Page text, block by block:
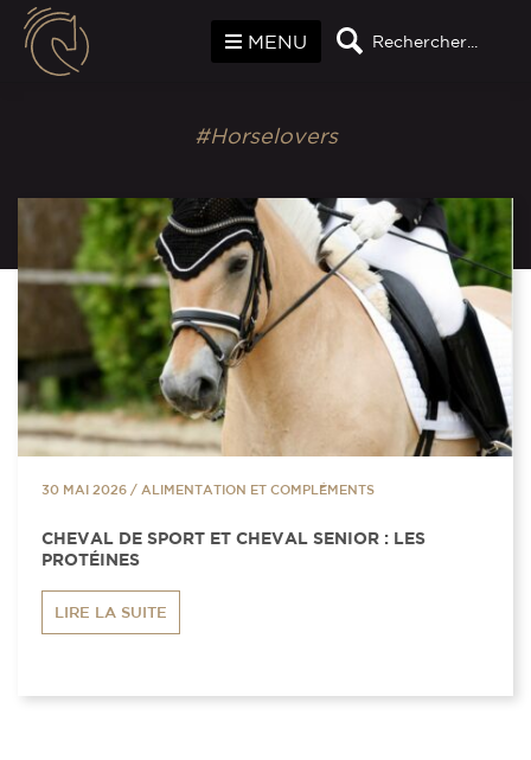
Rechercher...
MENU
#Horselovers
30 MAI 2026 / ALIMENTATION ET COMPLÉMENTS
CHEVAL DE SPORT ET CHEVAL SENIOR : LES
PROTÉINES
LIRE LA SUITE
Panneau de gestion des cookies